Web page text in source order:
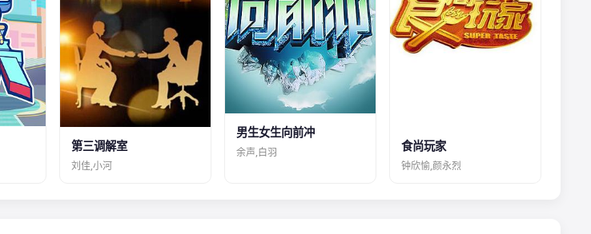
第三调解室
刘佳,小河
男生女生向前冲
余声,白羽 食尚玩家
钟欣愉,颜永烈